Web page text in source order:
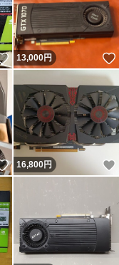
いいね！
13,000円
いいね！
16,800円